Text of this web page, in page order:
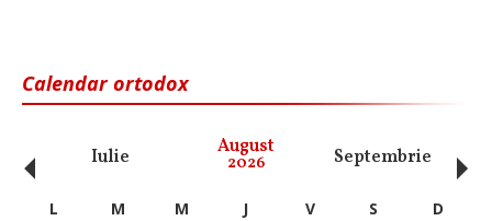
Calendar ortodox
Iulie August
2026 Septembrie
‹ L M M J V S
D